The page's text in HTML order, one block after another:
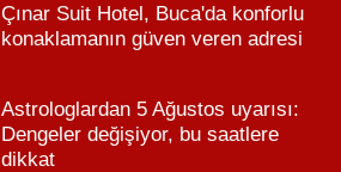
Çınar Suit Hotel, Buca'da konforlu
konaklamanın güven veren adresi
Astrologlardan 5 Ağustos uyarısı:
Dengeler değişiyor, bu saatlere
dikkat